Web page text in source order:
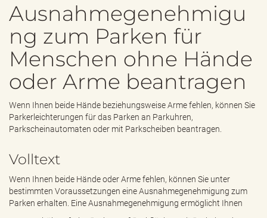
i
/
a
u
s
b
Ausnahmegenehmigu
ng zum Parken für
Menschen ohne Hände
oder Arme beantragen
Wenn Ihnen beide Hände beziehungsweise Arme fehlen, können Sie
Parkerleichterungen für das Parken an Parkuhren,
Parkscheinautomaten oder mit Parkscheiben beantragen.
Volltext
Wenn Ihnen beide Hände oder Arme fehlen, können Sie unter
bestimmten Voraussetzungen eine Ausnahmegenehmigung zum
Parken erhalten. Eine Ausnahmegenehmigung ermöglicht Ihnen